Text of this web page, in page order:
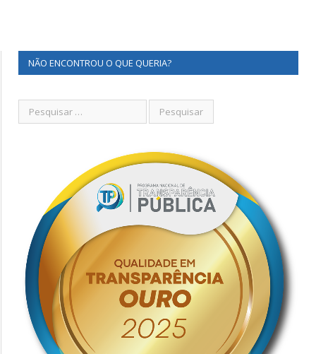
NÃO ENCONTROU O QUE QUERIA?